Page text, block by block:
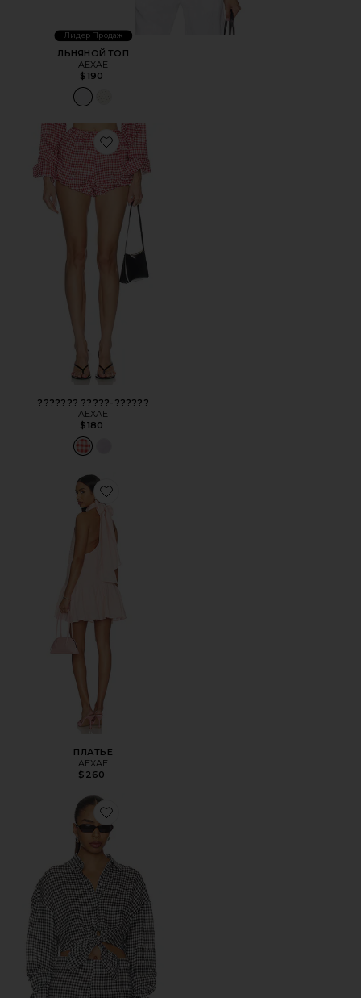
Лидер Продаж
ЛЬНЯНОЙ ТОП
AEXAE
$190
Favorite ??????? ?????-??????
??????? ?????-??????
AEXAE
$180
Favorite ПЛАТЬЕ
ПЛАТЬЕ
AEXAE
$260
Favorite ТОП С ЗАВЯЗКОЙ